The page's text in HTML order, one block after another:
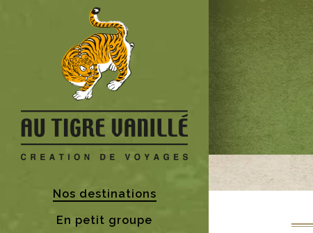
Nos destinations
En petit groupe